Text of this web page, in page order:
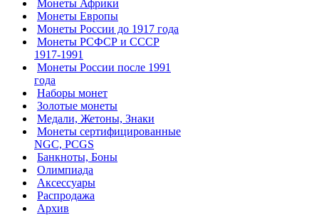
Монеты Африки
Монеты Европы
Монеты России до 1917 года
Монеты РСФСР и СССР
1917-1991
Монеты России после 1991
года
Наборы монет
Золотые монеты
Медали, Жетоны, Знаки
Монеты сертифицированные
NGC, PCGS
Банкноты, Боны
Олимпиада
Аксессуары
Распродажа
Архив